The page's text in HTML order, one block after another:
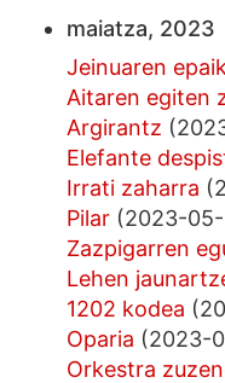
maiatza, 2023
Jeinuaren
Aitaren egiten
Argirantz
Elefante
Irrati zaharra
Pilar (2023-05-
Zazpigarren
Lehen
1202 kodea
Oparia (2023-
Orkestra